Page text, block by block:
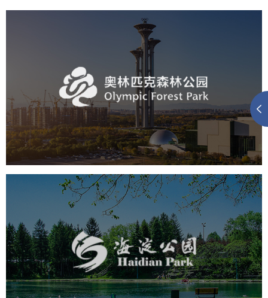
奥体森林公园
旅游休闲 公园 AI人工智能
智慧公园
智慧体育公园
智能步道 智能大数据平台
海淀公园
旅游休闲 公园 AI人工智能 智慧公园
智能步道
智能大数据平台
AR太极 智能语音亭